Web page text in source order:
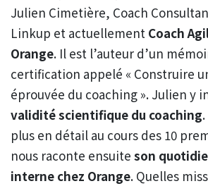
Julien Cimetière, Coach
Linkup et actuellement Coach
Orange. Il est l’auteur d’un
certification appelé « Construire
éprouvée du coaching ». Julien y
validité scientifique du coaching
plus en détail au cours des 10
nous raconte ensuite son
interne chez Orange. Quelles